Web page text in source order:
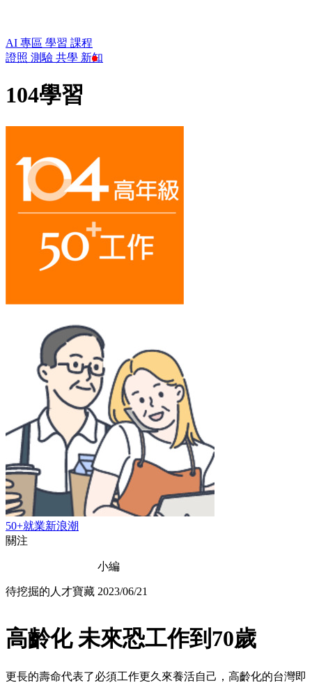
AI 專區 學習 課程
證照 測驗 共學 新知
104學習
50+就業新浪潮
關注
待挖掘的人才寶藏
小編
2023/06/21
高齡化 未來恐工作到70歲
更長的壽命代表了必須工作更久來養活自己，高齡化的台灣即